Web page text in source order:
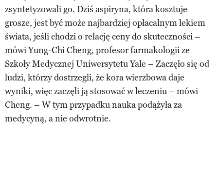
zsyntetyzowali go. Dziś aspiryna, która kosztuje
grosze, jest być może najbardziej opłacalnym lekiem
świata, jeśli chodzi o relację ceny do skuteczności –
mówi Yung-Chi Cheng, profesor farmakologii ze
Szkoły Medycznej Uniwersytetu Yale – Zaczęło się od
ludzi, którzy dostrzegli, że kora wierzbowa daje
wyniki, więc zaczęli ją stosować w leczeniu – mówi
Cheng. – W tym przypadku nauka podążyła za
medycyną, a nie odwrotnie.